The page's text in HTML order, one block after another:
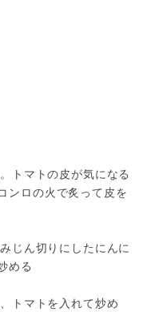
トマトの皮が気になる
ンロの火で炙って皮を
じん切りにしたにんに
める
トマトを入れて炒め